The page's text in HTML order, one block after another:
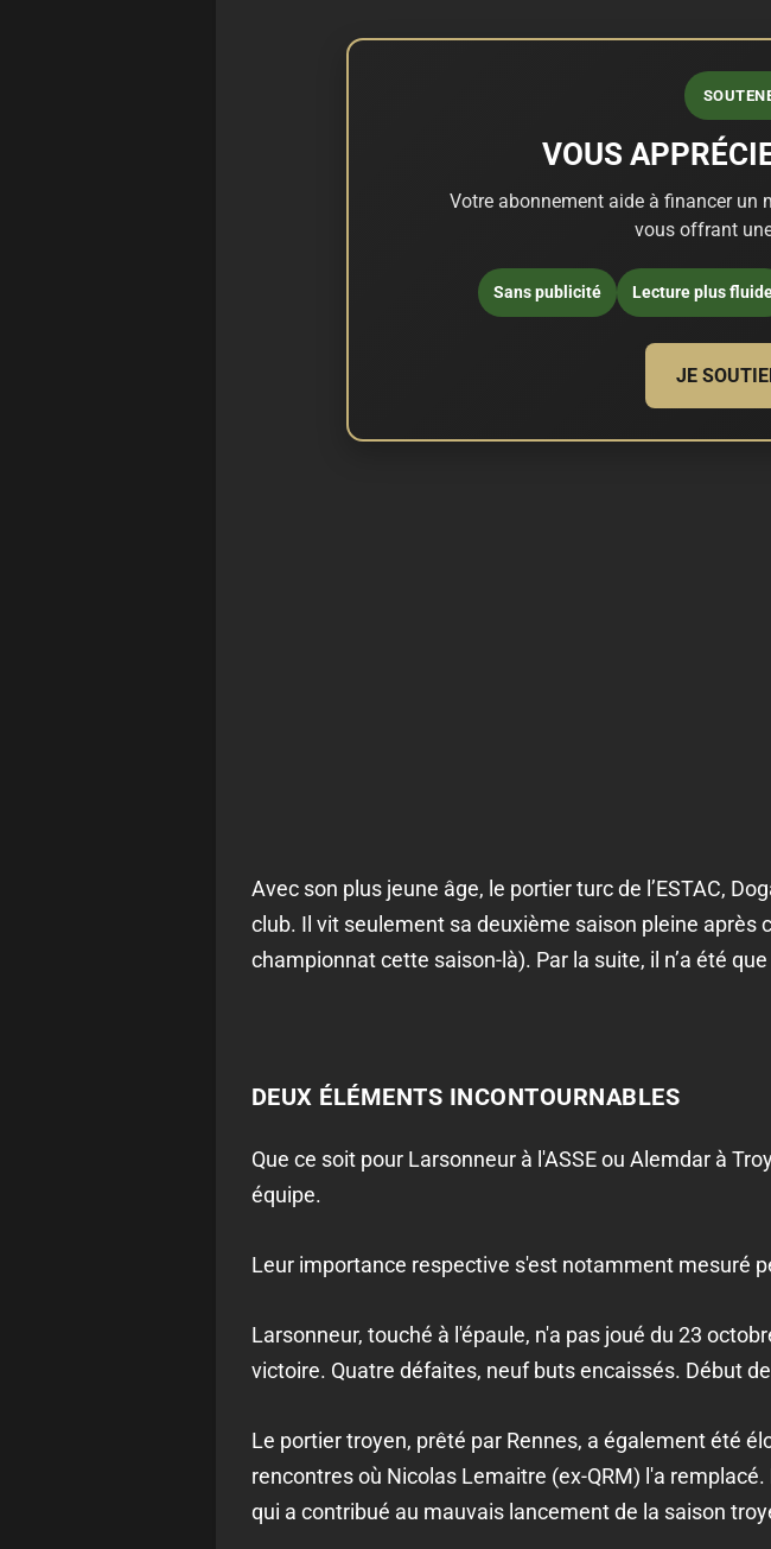
VOUS
Votre abonnement aide à financer un
vous offrant
Sans publicité Lecture plus
JE
Avec son plus jeune âge, le portier turc de l’ESTAC,
club. Il vit seulement sa deuxième saison pleine après
championnat cette saison-là). Par la suite, il n’a été
DEUX ÉLÉMENTS INCONTOURNABLES
Que ce soit pour Larsonneur à l'ASSE ou Alemdar à
équipe.
Leur importance respective s'est notamment mesuré
Larsonneur, touché à l'épaule, n'a pas joué du 23
victoire. Quatre défaites, neuf buts encaissés. Début
Le portier troyen, prêté par Rennes, a également été
rencontres où Nicolas Lemaitre (ex-QRM) l'a
qui a contribué au mauvais lancement de la saison